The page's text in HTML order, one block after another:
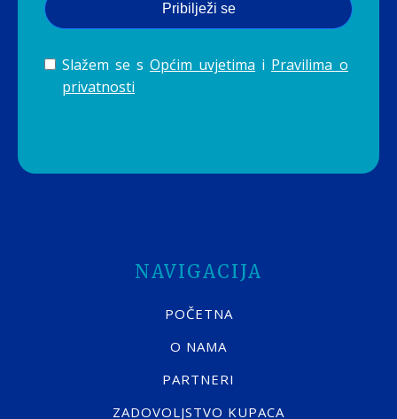
Pribilježi se
Slažem se s Općim uvjetima i Pravilima o
privatnosti
NAVIGACIJA
POČETNA
O NAMA
PARTNERI
ZADOVOLJSTVO KUPACA